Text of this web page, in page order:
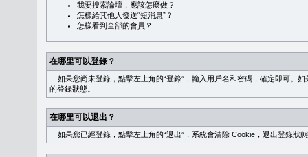
我要搜索論壇，應該怎麼做？
怎樣給其他人發送“短消息”？
怎樣看到全部的會員？
在哪里可以登錄？
如果您尚未登錄，點擊左上角的“登錄”，輸入用戶名和密碼，確定即可。
的登錄狀態。
在哪里可以退出？
如果您已經登錄，點擊左上角的“退出”，系統會清除 Cookie，退出登錄狀